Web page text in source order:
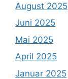
August 2025
Juni 2025
Mai 2025
April 2025
Januar 2025